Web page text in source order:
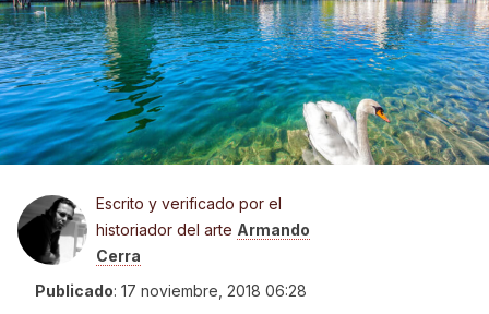
Escrito y verificado por el
historiador del arte Armando
Cerra
Publicado: 17 noviembre, 2018 06:28